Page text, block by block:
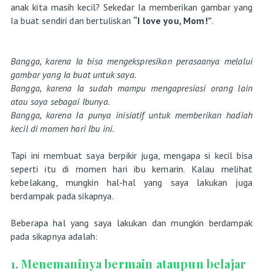
anak kita masih kecil? Sekedar Ia memberikan gambar yang
Ia buat sendiri dan bertuliskan “I love you, Mom!”.
Bangga, karena Ia bisa mengekspresikan perasaanya melalui
gambar yang Ia buat untuk saya.
Bangga, karena Ia sudah mampu mengapresiasi orang lain
atau saya sebagai Ibunya.
Bangga, karena Ia punya inisiatif untuk memberikan hadiah
kecil di momen hari Ibu ini.
Tapi ini membuat saya berpikir juga, mengapa si kecil bisa
seperti itu di momen hari ibu kemarin. Kalau melihat
kebelakang, mungkin hal-hal yang saya lakukan juga
berdampak pada sikapnya.
Beberapa hal yang saya lakukan dan mungkin berdampak
pada sikapnya adalah:
1. Menemaninya bermain ataupun belajar